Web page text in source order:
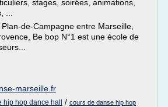
stages, soirées, animations,
...
de-Campagne entre Marseille,
Be bop N°1 est une école de
marseille.fr
hip hop dance hall / cours de danse hip hop